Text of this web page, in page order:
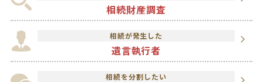
相続財産調査
相続が発生した
遺言執行者
相続を分割したい